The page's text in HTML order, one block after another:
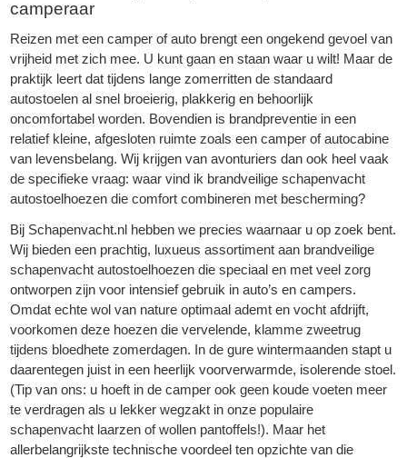
camperaar
Reizen met een camper of auto brengt een ongekend gevoel van
vrijheid met zich mee. U kunt gaan en staan waar u wilt! Maar de
praktijk leert dat tijdens lange zomerritten de standaard
autostoelen al snel broeierig, plakkerig en behoorlijk
oncomfortabel worden. Bovendien is brandpreventie in een
relatief kleine, afgesloten ruimte zoals een camper of autocabine
van levensbelang. Wij krijgen van avonturiers dan ook heel vaak
de specifieke vraag: waar vind ik brandveilige schapenvacht
autostoelhoezen die comfort combineren met bescherming?
Bij Schapenvacht.nl hebben we precies waarnaar u op zoek bent.
Wij bieden een prachtig, luxueus assortiment aan brandveilige
schapenvacht autostoelhoezen die speciaal en met veel zorg
ontworpen zijn voor intensief gebruik in auto’s en campers.
Omdat echte wol van nature optimaal ademt en vocht afdrijft,
voorkomen deze hoezen die vervelende, klamme zweetrug
tijdens bloedhete zomerdagen. In de gure wintermaanden stapt u
daarentegen juist in een heerlijk voorverwarmde, isolerende stoel.
(Tip van ons: u hoeft in de camper ook geen koude voeten meer
te verdragen als u lekker wegzakt in onze populaire
schapenvacht laarzen of wollen pantoffels!). Maar het
allerbelangrijkste technische voordeel ten opzichte van die